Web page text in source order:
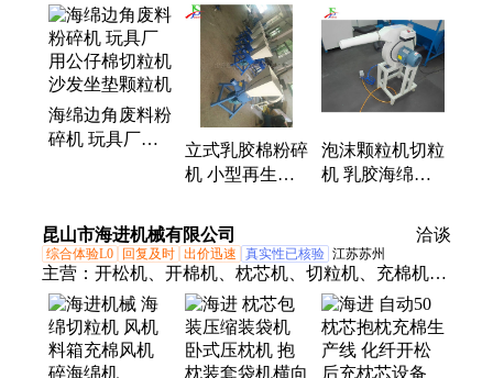
车、剥籽机、压钵机、焊补机、斜角机、修剪机、除
雪机、除草机、剪切机、喷洒车、粉碎机、施肥机、
清洗车、收光机、研磨机、喷浆机、钻孔机、剪板
机、扩管机、切条机、滚圆机、翻边机
海绵边角废料粉
碎机 玩具厂用
立式乳胶棉粉碎
机 小型再生泡
坐垫玩具海绵切
粒机
泡沫颗粒机切粒
机 乳胶海绵泡
公仔绵边角废料
粉碎机
昆山市海进机械有限公司 洽谈
综合体验L0 回复及时 出价迅速 真实性已核验 江苏苏州
主营： 开松机、开棉机、枕芯机、切粒机、充棉机、
开棉设备、羽绒棉机、无纺设备、珍珠棉机、充棉设
备、棉生产线、开松设备、被子机器、开松棉机、充
绒设备、多滚筒开、冲棉设备、硬质设备、热风棉设